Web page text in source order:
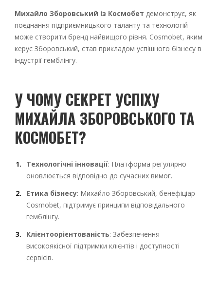
Михайло Зборовський із Космобет демонструє, як
поєднання підприємницького таланту та технологій
може створити бренд найвищого рівня. Cosmobet, яким
керує Зборовський, став прикладом успішного бізнесу в
індустрії гемблінгу.
У ЧОМУ СЕКРЕТ УСПІХУ
МИХАЙЛА ЗБОРОВСЬКОГО ТА
КОСМОБЕТ?
Технологічні інновації: Платформа регулярно
оновлюється відповідно до сучасних вимог.
Етика бізнесу: Михайло Зборовський, бенефіціар
Cosmobet, підтримує принципи відповідального
гемблінгу.
Клієнтоорієнтованість: Забезпечення
високоякісної підтримки клієнтів і доступності
сервісів.